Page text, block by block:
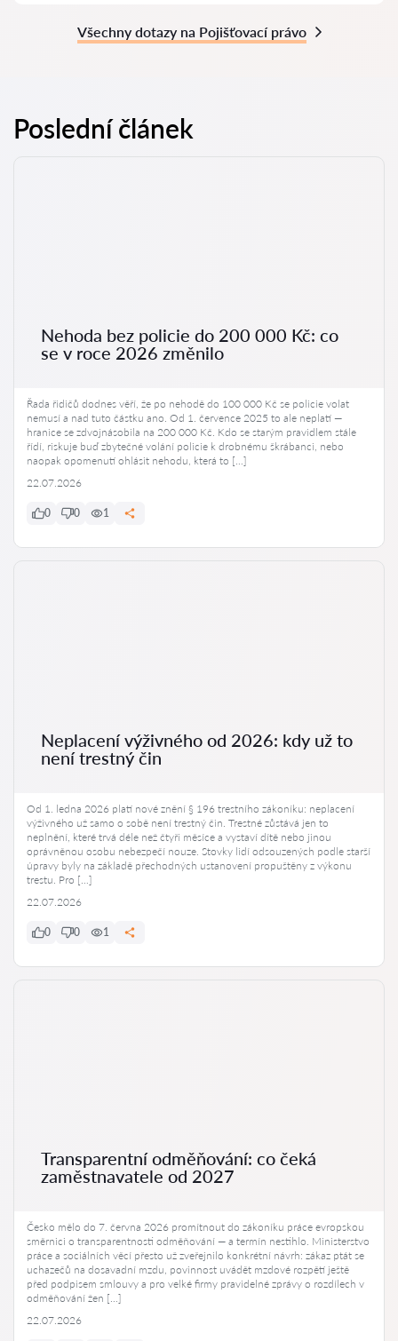
Všechny dotazy na Pojišťovací právo
Poslední článek
Nehoda bez policie do 200 000 Kč: co
se v roce 2026 změnilo
Řada řidičů dodnes věří, že po nehodě do 100 000 Kč se policie volat
nemusí a nad tuto částku ano. Od 1. července 2025 to ale neplatí —
hranice se zdvojnásobila na 200 000 Kč. Kdo se starým pravidlem stále
řídí, riskuje buď zbytečné volání policie k drobnému škrábanci, nebo
naopak opomenutí ohlásit nehodu, která to […]
22.07.2026
0 0 1
Neplacení výživného od 2026: kdy už to
není trestný čin
Od 1. ledna 2026 platí nové znění § 196 trestního zákoníku: neplacení
výživného už samo o sobě není trestný čin. Trestné zůstává jen to
neplnění, které trvá déle než čtyři měsíce a vystaví dítě nebo jinou
oprávněnou osobu nebezpečí nouze. Stovky lidí odsouzených podle starší
úpravy byly na základě přechodných ustanovení propuštěny z výkonu
trestu. Pro […]
22.07.2026
0 0 1
Transparentní odměňování: co čeká
zaměstnavatele od 2027
Česko mělo do 7. června 2026 promítnout do zákoníku práce evropskou
směrnici o transparentnosti odměňování — a termín nestihlo. Ministerstvo
práce a sociálních věcí přesto už zveřejnilo konkrétní návrh: zákaz ptát se
uchazečů na dosavadní mzdu, povinnost uvádět mzdové rozpětí ještě
před podpisem smlouvy a pro velké firmy pravidelné zprávy o rozdílech v
odměňování žen […]
22.07.2026